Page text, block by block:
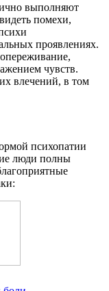
выполняют
помехи,
проявлениях.
чувств.
влечений, в том
психопатии
люди полны